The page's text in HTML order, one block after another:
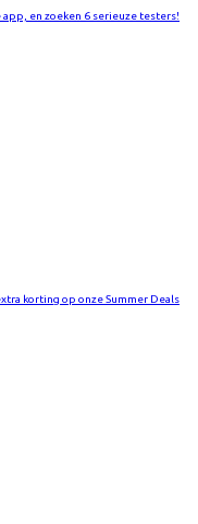
app, en zoeken 6 serieuze testers!
korting op onze Summer Deals